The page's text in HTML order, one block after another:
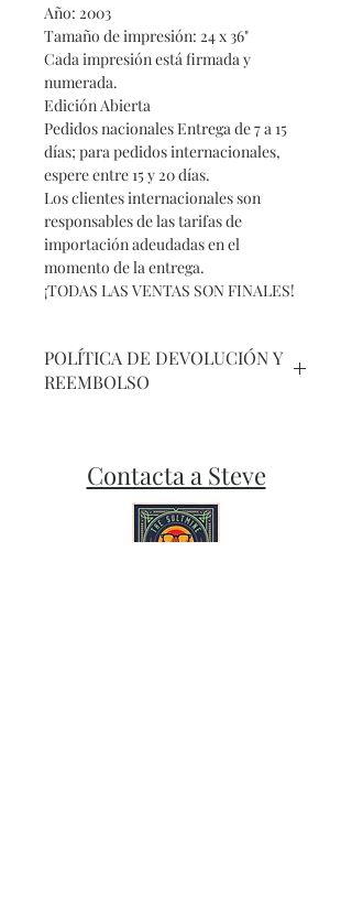
Año: 2003
Tamaño de impresión: 24 x 36"
Cada impresión está firmada y
numerada.
Edición Abierta
Pedidos nacionales Entrega de 7 a 15
días; para pedidos internacionales,
espere entre 15 y 20 días.
Los clientes internacionales son
responsables de las tarifas de
importación adeudadas en el
momento de la entrega.⁣
¡TODAS LAS VENTAS SON FINALES!
POLÍTICA DE DEVOLUCIÓN Y
REEMBOLSO
ENVIADASContacta a Steve